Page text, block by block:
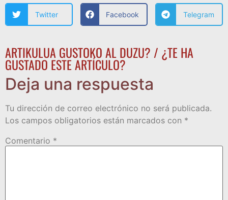
Twitter Facebook Telegram
ARTIKULUA GUSTOKO AL DUZU? / ¿TE HA
GUSTADO ESTE ARTÍCULO?
Deja una respuesta
Tu dirección de correo electrónico no será publicada.
Los campos obligatorios están marcados con *
Comentario *